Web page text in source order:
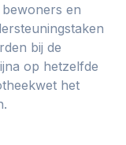
en
bij de
op hetzelfde
het